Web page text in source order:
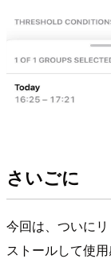
さいごに
今回は、ついに
ストールして使